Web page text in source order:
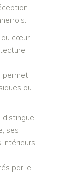
au cœur
permet
ou
distingue
ses
intérieurs
par le